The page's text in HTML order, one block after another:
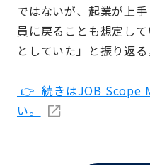
ではないが、起業が上
員に戻ることも想定し
としていた」と振り返る
👉 続きはJOB Scope
い。